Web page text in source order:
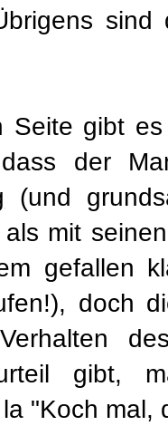
Seite gibt
der
(und
mit
gefallen
doch
gibt,
"Koch mal,